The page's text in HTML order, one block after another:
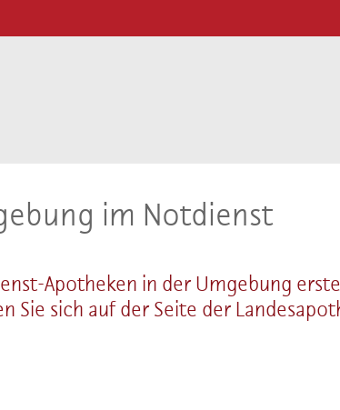
im Notdienst
Apotheken in der Umgebung
Sie sich auf der Seite der